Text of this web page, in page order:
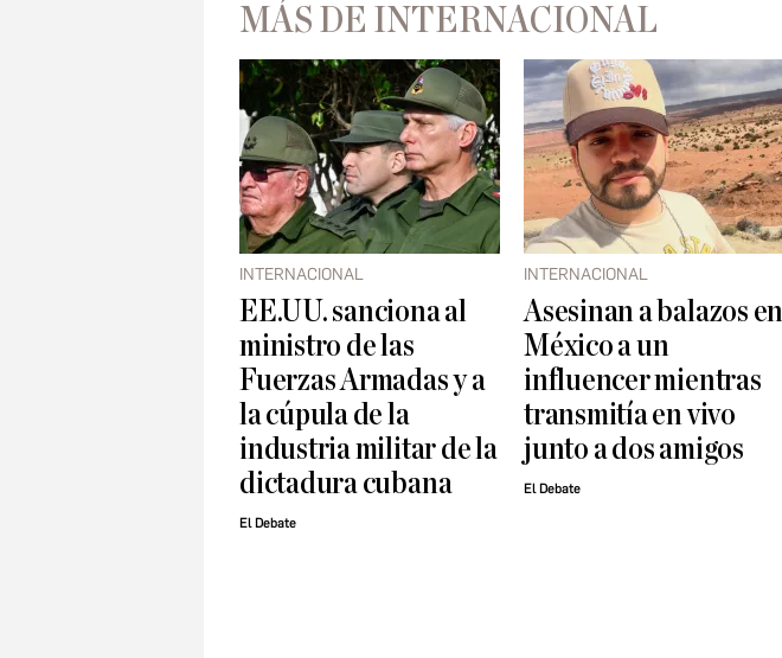
MÁS DE INTERNACIONAL
INTERNACIONAL
EE.UU. sanciona al
ministro de las
Fuerzas Armadas y a
la cúpula de la
industria militar de la
dictadura cubana
El Debate
INTERNACIONAL
Asesinan a balazos en
México a un
influencer mientras
transmitía en vivo
junto a dos amigos
El Debate